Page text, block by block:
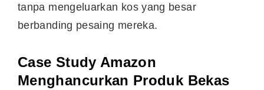
tanpa mengeluarkan kos yang besar
berbanding pesaing mereka.
Case Study Amazon
Menghancurkan Produk Bekas